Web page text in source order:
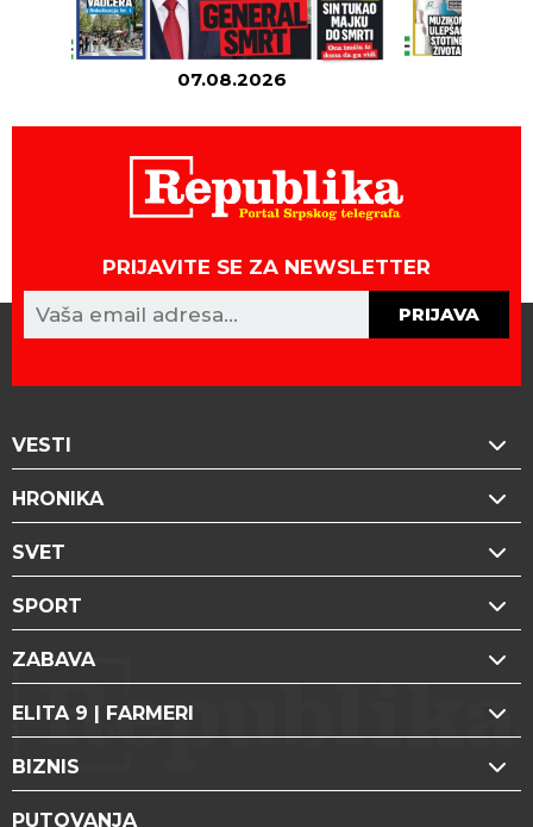
07.08.2026
PRIJAVITE SE ZA NEWSLETTER
PRIJAVA
VESTI
HRONIKA
SVET
SPORT
ZABAVA
ELITA 9 | FARMERI
BIZNIS
PUTOVANJA